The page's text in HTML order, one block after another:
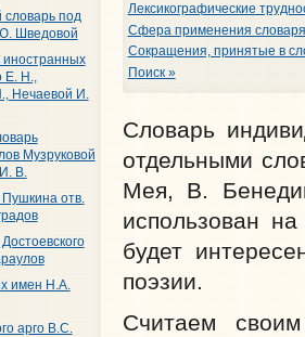
словарь под
Шведовой
Е. Н.,
Нечаевой И.
Музруковой
В.
отв.
имен Н.А.
арго В.С.
Лексикографические
Сфера применения словаря
Сокращения, принятые в
Поиск »
Словарь
отдельными
Мея, В.
использован
будет
поэзии.
Считаем